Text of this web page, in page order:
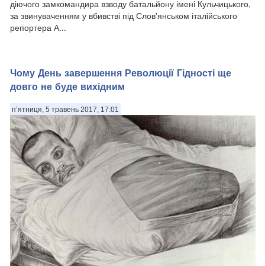
діючого замкомандира взводу батальйону імені Кульчицького,
за звинуваченням у вбивстві під Слов'янськом італійського
репортера А...
Чому День завершення Революції Гідності ще
довго не буде вихідним
п’ятниця, 5 травень 2017, 17:01